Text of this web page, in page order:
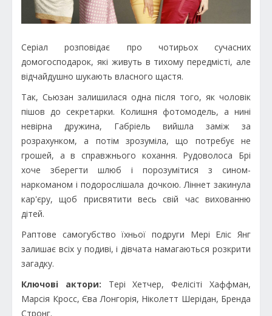
Серіал розповідає про чотирьох сучасних
домогосподарок, які живуть в тихому передмісті, але
відчайдушно шукають власного щастя.
Так, Сьюзан залишилася одна після того, як чоловік
пішов до секретарки. Колишня фотомодель, а нині
невірна дружина, Габріель вийшла заміж за
розрахунком, а потім зрозуміла, що потребує не
грошей, а в справжнього кохання. Рудоволоса Брі
хоче зберегти шлюб і порозумітися з сином-
наркоманом і подорослішала дочкою. Ліннет закинула
кар'єру, щоб присвятити весь свій час вихованню
дітей.
Раптове самогубство їхньої подруги Мері Еліс Янг
залишає всіх у подиві, і дівчата намагаються розкрити
загадку.
Ключові актори: Тері Хетчер, Фелісіті Хаффман,
Марсія Кросс, Єва Лонгорія, Ніколетт Шерідан, Бренда
Стронг.